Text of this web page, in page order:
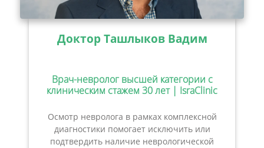
Доктор Ташлыков Вадим
Врач-невролог высшей категории с
клиническим стажем 30 лет | IsraClinic
Осмотр невролога в рамках комплексной
диагностики помогает исключить или
подтвердить наличие неврологической